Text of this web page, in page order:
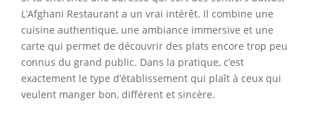
L’Afghani Restaurant a un vrai intérêt. Il combine une
cuisine authentique, une ambiance immersive et une
carte qui permet de découvrir des plats encore trop peu
connus du grand public. Dans la pratique, c’est
exactement le type d’établissement qui plaît à ceux qui
veulent manger bon, différent et sincère.